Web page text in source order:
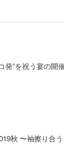
”を祝う宴の開
秋 〜袖擦り合